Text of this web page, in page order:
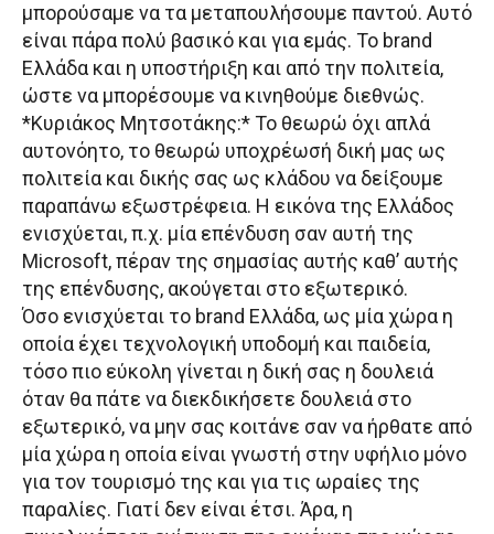
μπορούσαμε να τα μεταπουλήσουμε παντού. Αυτό
είναι πάρα πολύ βασικό και για εμάς. Το brand
Ελλάδα και η υποστήριξη και από την πολιτεία,
ώστε να μπορέσουμε να κινηθούμε διεθνώς.
*Κυριάκος Μητσοτάκης:* Το θεωρώ όχι απλά
αυτονόητο, το θεωρώ υποχρέωσή δική μας ως
πολιτεία και δικής σας ως κλάδου να δείξουμε
παραπάνω εξωστρέφεια. Η εικόνα της Ελλάδος
ενισχύεται, π.χ. μία επένδυση σαν αυτή της
Microsoft, πέραν της σημασίας αυτής καθ’ αυτής
της επένδυσης, ακούγεται στο εξωτερικό.
Όσο ενισχύεται το brand Ελλάδα, ως μία χώρα η
οποία έχει τεχνολογική υποδομή και παιδεία,
τόσο πιο εύκολη γίνεται η δική σας η δουλειά
όταν θα πάτε να διεκδικήσετε δουλειά στο
εξωτερικό, να μην σας κοιτάνε σαν να ήρθατε από
μία χώρα η οποία είναι γνωστή στην υφήλιο μόνο
για τον τουρισμό της και για τις ωραίες της
παραλίες. Γιατί δεν είναι έτσι. Άρα, η